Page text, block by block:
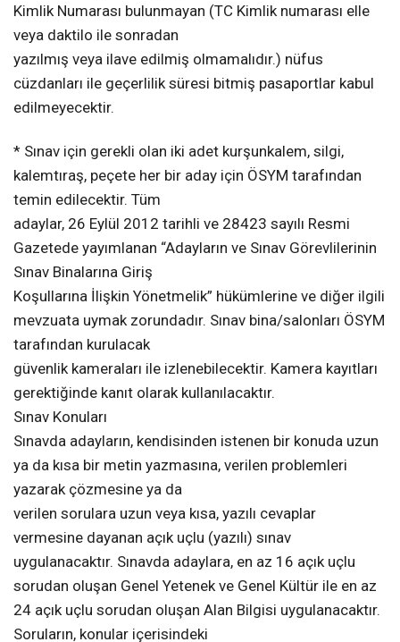
Kimlik Numarası bulunmayan (TC Kimlik numarası elle
veya daktilo ile sonradan
yazılmış veya ilave edilmiş olmamalıdır.) nüfus
cüzdanları ile geçerlilik süresi bitmiş pasaportlar kabul
edilmeyecektir.
* Sınav için gerekli olan iki adet kurşunkalem, silgi,
kalemtıraş, peçete her bir aday için ÖSYM tarafından
temin edilecektir. Tüm
adaylar, 26 Eylül 2012 tarihli ve 28423 sayılı Resmi
Gazetede yayımlanan “Adayların ve Sınav Görevlilerinin
Sınav Binalarına Giriş
Koşullarına İlişkin Yönetmelik” hükümlerine ve diğer ilgili
mevzuata uymak zorundadır. Sınav bina/salonları ÖSYM
tarafından kurulacak
güvenlik kameraları ile izlenebilecektir. Kamera kayıtları
gerektiğinde kanıt olarak kullanılacaktır.
Sınav Konuları
Sınavda adayların, kendisinden istenen bir konuda uzun
ya da kısa bir metin yazmasına, verilen problemleri
yazarak çözmesine ya da
verilen sorulara uzun veya kısa, yazılı cevaplar
vermesine dayanan açık uçlu (yazılı) sınav
uygulanacaktır. Sınavda adaylara, en az 16 açık uçlu
sorudan oluşan Genel Yetenek ve Genel Kültür ile en az
24 açık uçlu sorudan oluşan Alan Bilgisi uygulanacaktır.
Soruların, konular içerisindeki